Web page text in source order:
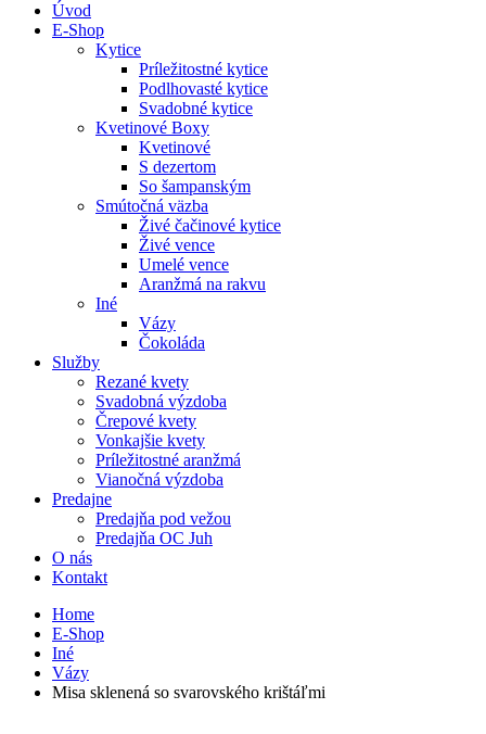
Úvod
E-Shop
Kytice
Príležitostné kytice
Podlhovasté kytice
Svadobné kytice
Kvetinové Boxy
Kvetinové
S dezertom
So šampanským
Smútočná väzba
Živé čačinové kytice
Živé vence
Umelé vence
Aranžmá na rakvu
Iné
Vázy
Čokoláda
Služby
Rezané kvety
Svadobná výzdoba
Črepové kvety
Vonkajšie kvety
Príležitostné aranžmá
Vianočná výzdoba
Predajne
Predajňa pod vežou
Predajňa OC Juh
O nás
Kontakt
Home
E-Shop
Iné
Vázy
Misa sklenená so svarovského krištáľmi